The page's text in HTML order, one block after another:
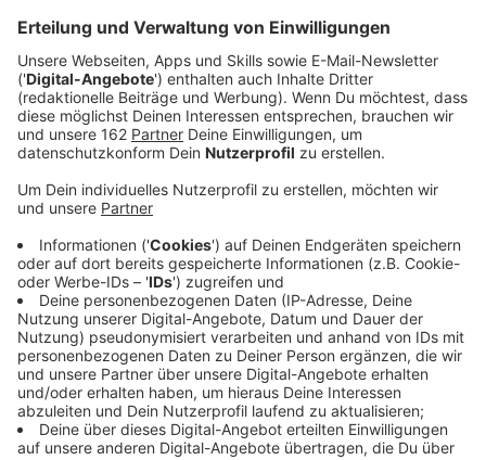
können sich Kinder damit austoben.
Veröffentlicht:Dienstag, 21.04.2026 13:16
Anzeige
In Moers können sich Kinder wieder kostenlos mit
Roller, Mooncars, Sandbagger und Co. austoben.
Zwischen April und Oktober tourt das Spielmobil durch
die Stadt. Im Gepäck hat es ein riesiges Angebot für
Bewegung, Spaß und Geschicklichkeit. Auftakt ist
heute und morgen ab 14 Uhr 30 auf dem Spielplatz am
Dresdener Ring in der Mattheck. In der Woche danach
ist zur selben Zeit der Schulhof der Lindenschule in
Repelen dran. Das Spielmobil steht für freies,
kreatives Spielen und ermutigt Kinder, sich